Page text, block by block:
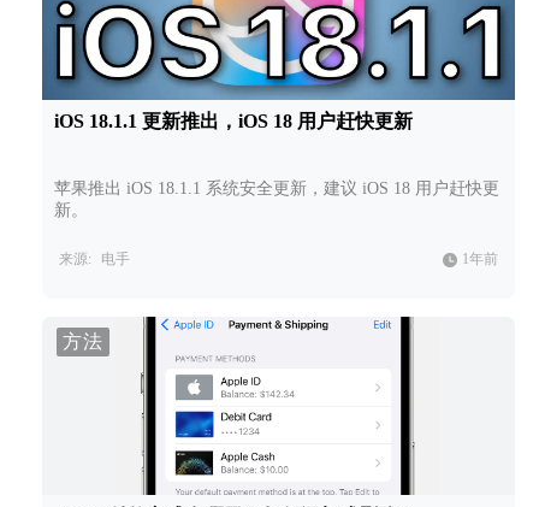
iOS 18.1.1 更新推出，iOS 18 用户赶快更新
苹果推出 iOS 18.1.1 系统安全更新，建议 iOS 18 用户赶快更
新。
来源: 电手 1年前
方法